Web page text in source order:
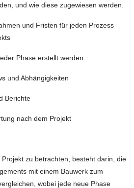
und wie diese zugewiesen werden.
und Fristen für jeden Prozess
Phase erstellt werden
und Abhängigkeiten
Berichte
nach dem Projekt
zu betrachten, besteht darin, die
mit einem Bauwerk zum
wobei jede neue Phase